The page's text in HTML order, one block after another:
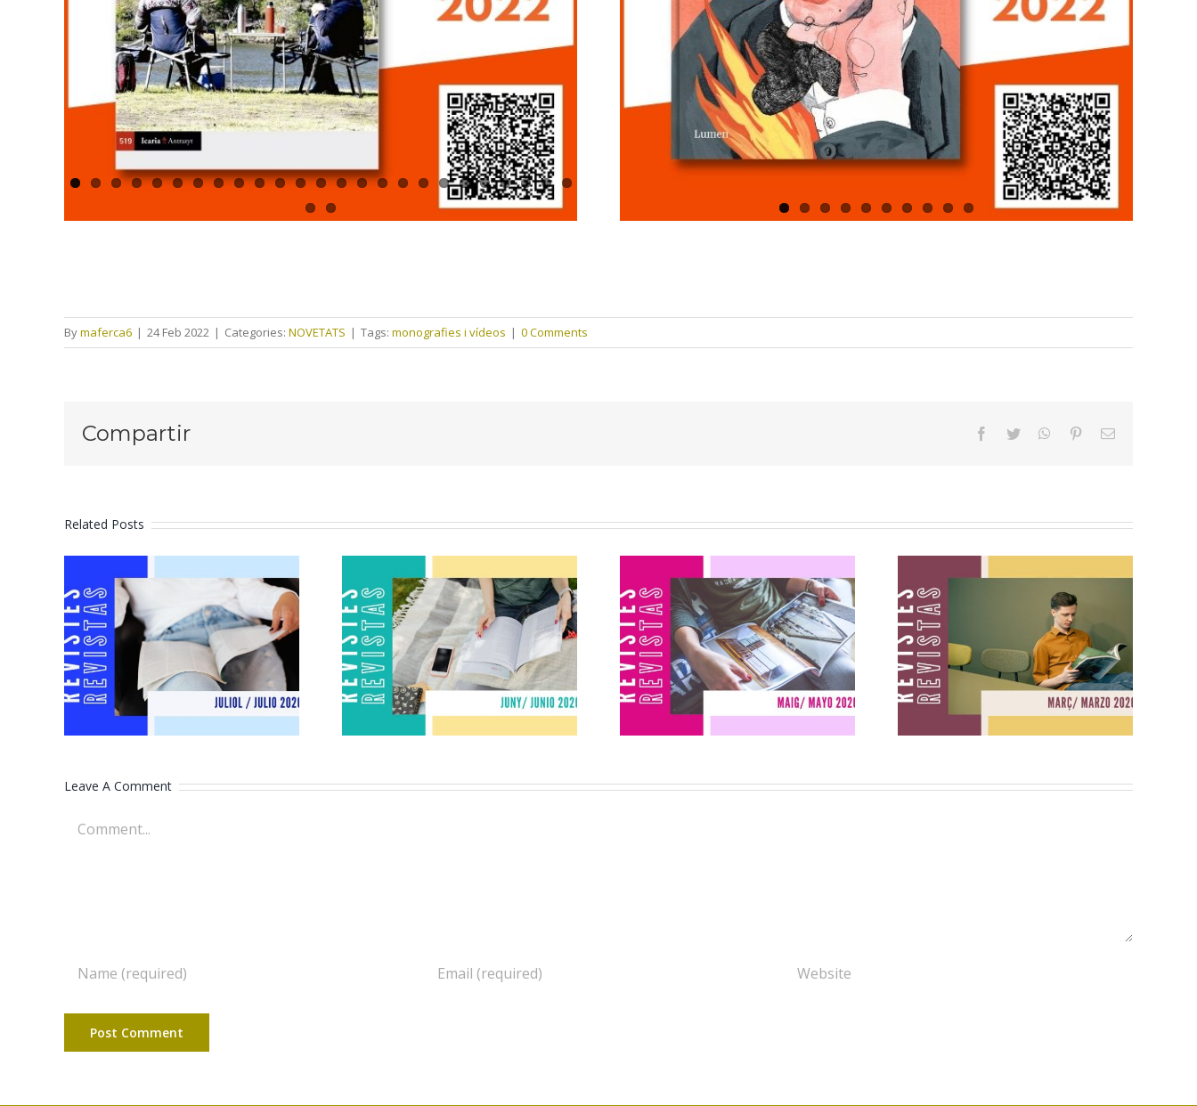
Bymaferca6 | 24 Feb 2022 | Categories: NOVETATS | Tags: monografies i vídeos | 0 Comments
Compartir facebooktwitter whatsapppinterestEmail
Related Posts
Revistes juliol
2026
Revistes juny
2026
Revistes maig
2026
Revistes març
2026
Leave A Comment
Comment